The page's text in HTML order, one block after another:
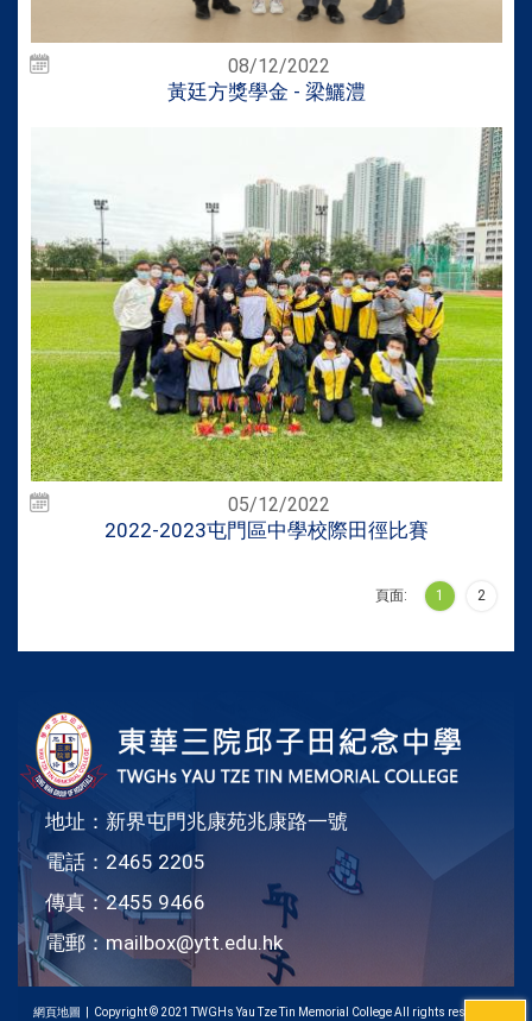
08/12/2022
黃廷方獎學金 - 梁鱺澧
05/12/2022
2022-2023屯門區中學校際田徑比賽
頁面: 1 2
地址：新界屯門兆康苑兆康路一號
電話：2465 2205
傳真：2455 9466
電郵：mailbox@ytt.edu.hk
網頁地圖 | Copyright © 2021 TWGHs Yau Tze Tin Memorial College All rights reserved.